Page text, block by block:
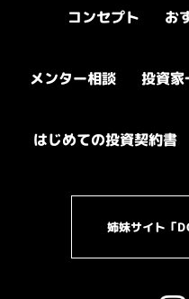
コンセプト お
メンター相談 投資家
はじめての投資契約書
姉妹サイト「